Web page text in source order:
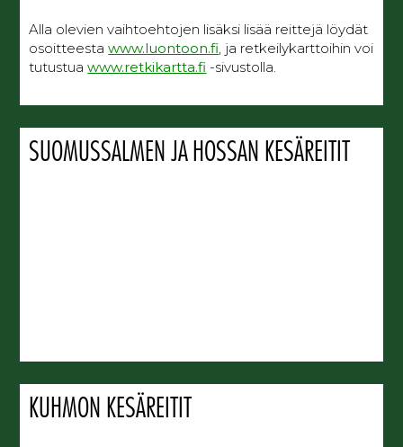
Alla olevien vaihtoehtojen lisäksi lisää reittejä löydät
osoitteestawww.luontoon.fi , ja retkeilykarttoihin voi
tutustuawww.retkikartta.fi -sivustolla.
SUOMUSSALMEN JA HOSSAN KESÄREITIT
KUHMON KESÄREITIT